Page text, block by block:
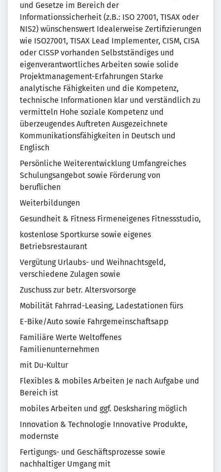
und Gesetze im Bereich der
Informationssicherheit (z.B.: ISO 27001, TISAX oder
NIS2) wünschenswert Idealerweise Zertifizierungen
wie ISO27001, TISAX Lead Implementer, CISM, CISA
oder CISSP vorhanden Selbstständiges und
eigenverantwortliches Arbeiten sowie solide
Projektmanagement-Erfahrungen Starke
analytische Fähigkeiten und die Kompetenz,
technische Informationen klar und verständlich zu
vermitteln Hohe soziale Kompetenz und
überzeugendes Auftreten Ausgezeichnete
Kommunikationsfähigkeiten in Deutsch und
Englisch
Persönliche Weiterentwicklung Umfangreiches
Schulungsangebot sowie Förderung von
beruflichen
Weiterbildungen
Gesundheit & Fitness Firmeneigenes Fitnessstudio,
kostenlose Sportkurse sowie eigenes
Betriebsrestaurant
Vergütung Urlaubs- und Weihnachtsgeld,
verschiedene Zulagen sowie
Zuschuss zur betr. Altersvorsorge
Mobilität Fahrrad-Leasing, Ladestationen fürs
E-Bike/Auto sowie Fahrgemeinschaftsapp
Familiäre Werte Weltoffenes
Familienunternehmen
mit Du-Kultur
Flexibles & mobiles Arbeiten Je nach Aufgabe und
Bereich ist
mobiles Arbeiten und ggf. Desksharing möglich
Innovation & Technologie Innovative Produkte,
modernste
Fertigungs- und Geschäftsprozesse sowie
nachhaltiger Umgang mit